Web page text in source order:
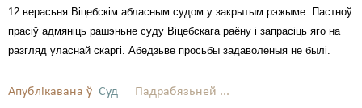
12 верасьня Віцебскім абласным судом у закрытым рэжыме. Пастноў
прасіў адмяніць рашэньне суду Віцебскага раёну і запрасіць яго на
разгляд уласнай скаргі. Абедзьве просьбы задаволеныя не былі.
Апублікавана ў Суд Падрабязьней ...